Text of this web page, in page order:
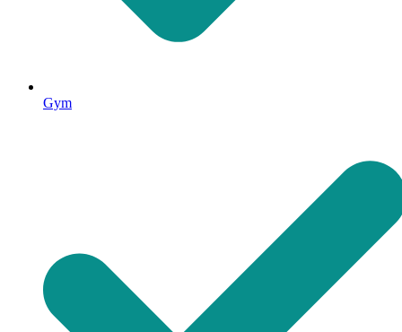
Gym